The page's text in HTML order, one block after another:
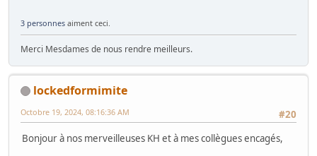
3 personnes aiment ceci.
Merci Mesdames de nous rendre meilleurs.
lockedformimite
#20
Octobre 19, 2024, 08:16:36 AM
Bonjour à nos merveilleuses KH et à mes collègues encagés,